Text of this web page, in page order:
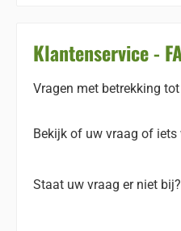
Klantenservice -
Vragen met betrekking
Bekijk of uw vraag of iets
Staat uw vraag er niet